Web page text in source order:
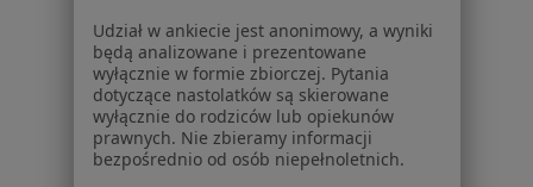
Lekarze
Placówki medyczne
Pytania i odpowiedzi
Usługi i zabiegi
Choroby
Pomoc
Udział w ankiecie jest anonimowy, a wyniki
będą analizowane i prezentowane
wyłącznie w formie zbiorczej. Pytania
dotyczące nastolatków są skierowane
wyłącznie do rodziców lub opiekunów
prawnych. Nie zbieramy informacji
bezpośrednio od osób niepełnoletnich.